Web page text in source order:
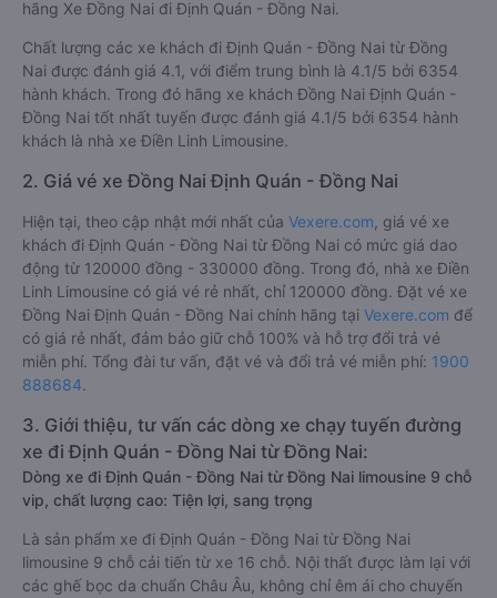
hãng Xe Đồng Nai đi Định Quán - Đồng Nai.
Chất lượng các xe khách đi Định Quán - Đồng Nai từ Đồng
Nai được đánh giá 4.1, với điểm trung bình là 4.1/5 bởi 6354
hành khách. Trong đó hãng xe khách Đồng Nai Định Quán -
Đồng Nai tốt nhất tuyến được đánh giá 4.1/5 bởi 6354 hành
khách là nhà xe Điền Linh Limousine.
2. Giá vé xe Đồng Nai Định Quán - Đồng Nai
Hiện tại, theo cập nhật mới nhất của Vexere.com , giá vé xe
khách đi Định Quán - Đồng Nai từ Đồng Nai có mức giá dao
động từ 120000 đồng - 330000 đồng. Trong đó, nhà xe Điền
Linh Limousine có giá vé rẻ nhất, chỉ 120000 đồng. Đặt vé xe
Đồng Nai Định Quán - Đồng Nai chính hãng tại Vexere.com để
có giá rẻ nhất, đảm bảo giữ chỗ 100% và hỗ trợ đổi trả vé
miễn phí. Tổng đài tư vấn, đặt vé và đổi trả vé miễn phí: 1900
888684.
3. Giới thiệu, tư vấn các dòng xe chạy tuyến đường
xe đi Định Quán - Đồng Nai từ Đồng Nai:
Dòng xe đi Định Quán - Đồng Nai từ Đồng Nai limousine 9 chỗ
vip, chất lượng cao: Tiện lợi, sang trọng
Là sản phẩm xe đi Định Quán - Đồng Nai từ Đồng Nai
limousine 9 chỗ cải tiến từ xe 16 chỗ. Nội thất được làm lại với
các ghế bọc da chuẩn Châu Âu, không chỉ êm ái cho chuyến